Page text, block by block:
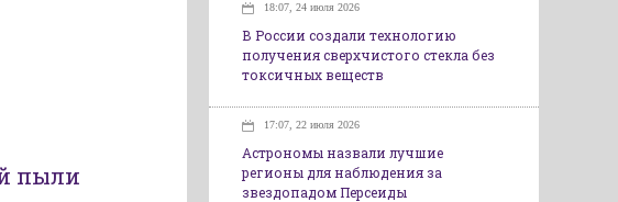
пыли
18:07, 24 июля 2026
В России создали технологию
получения сверхчистого стекла без
токсичных веществ
17:07, 22 июля 2026
Астрономы назвали лучшие
регионы для наблюдения за
звездопадом Персеиды